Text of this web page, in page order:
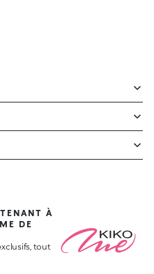
À
DE
tout